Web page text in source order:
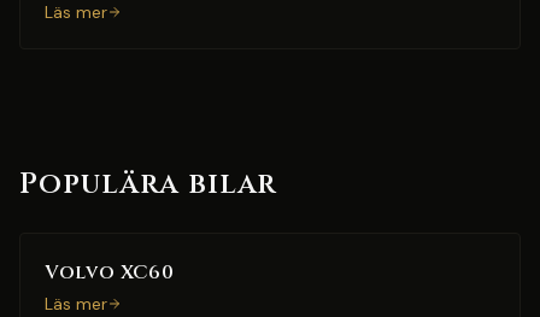
Läs mer
Populära bilar
Volvo XC60
Läs mer